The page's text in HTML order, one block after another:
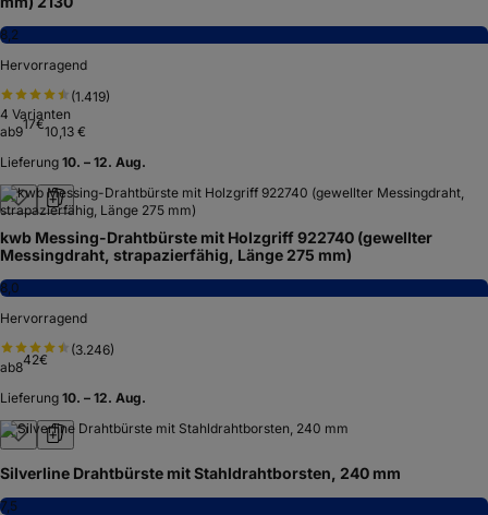
8,2
Hervorragend
(1.419)
4 Varianten
ab917€10,13 €
Lieferung 10. – 12. Aug.
kwb Messing-Drahtbürste mit Holzgriff 922740 (gewellter
Messingdraht, strapazierfähig, Länge 275 mm)
8,0
Hervorragend
(3.246)
ab842€
Lieferung 10. – 12. Aug.
Silverline Drahtbürste mit Stahldrahtborsten, 240 mm
7,5